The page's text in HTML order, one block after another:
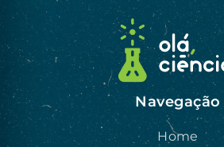
Navegação
Home